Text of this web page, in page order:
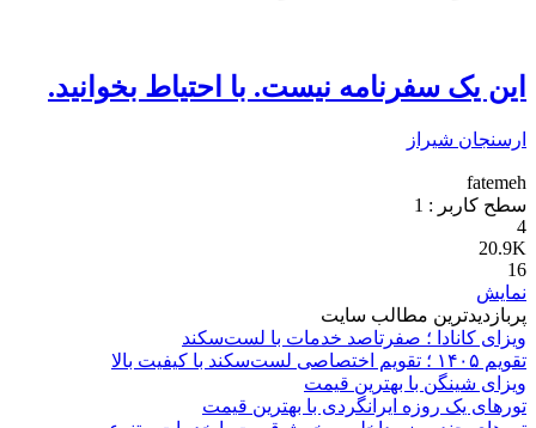
این یک سفرنامه نیست. با احتیاط بخوانید.
ارسنجان شیراز
fatemeh
سطح کاربر : 1
4
20.9K
16
نمایش
پربازدیدترین مطالب سایت
ویزای کانادا ؛ صفرتاصد خدمات با لست‌سکند
تقویم ۱۴۰۵ ؛ تقویم اختصاصی لست‌سکند با کیفیت بالا
ویزای شینگن با بهترین قیمت
تورهای یک روزه ایرانگردی با بهترین قیمت